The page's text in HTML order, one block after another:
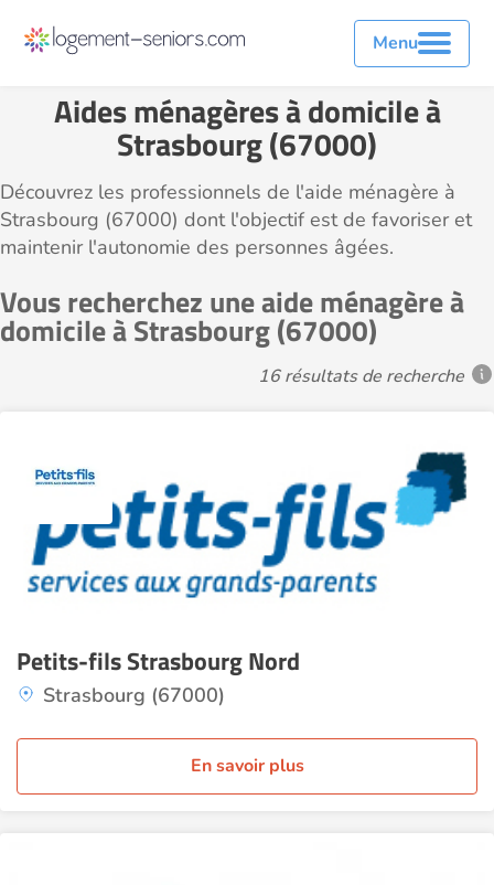
Menu
Aides ménagères à domicile à
Strasbourg (67000)
Découvrez les professionnels de l'aide ménagère à
Strasbourg (67000) dont l'objectif est de favoriser et
maintenir l'autonomie des personnes âgées.
Vous recherchez une aide ménagère à
domicile à Strasbourg (67000)
16 résultats de recherche
Petits-fils Strasbourg Nord
Strasbourg (67000)
En savoir plus